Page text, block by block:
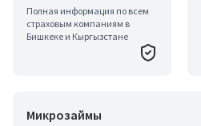
Полная информация по всем
страховым компаниям в
Бишкеке и Кыргызстане
Микрозаймы